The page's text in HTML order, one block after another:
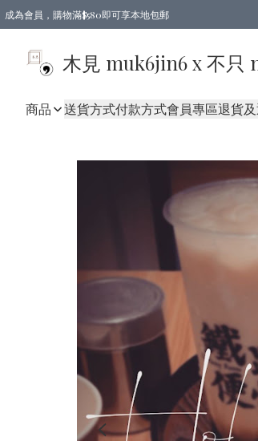
成為會員，購物滿$580即可享本地包郵
木見 muk6jin6 x 不只
商品 送貨方式付款方式會員專區退貨